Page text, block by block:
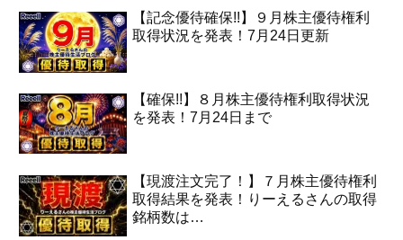
【記念優待確保!!】９月株主優待権利
取得状況を発表！7月24日更新
【確保!!】８月株主優待権利取得状況
を発表！7月24日まで
【現渡注文完了！】７月株主優待権利
取得結果を発表！りーえるさんの取得
銘柄数は…